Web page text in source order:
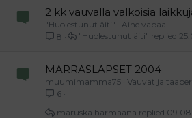
2 kk vauvalla valkoisia
"Huolestunut äiti"
Aihe vapaa
8
"Huolestunut äiti"
MARRASLAPSET 2004
muumimamma75 Vauvat ja
6
maruska harmaana